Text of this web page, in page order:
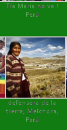
Tía María no va !
Perú
defensora de la
tierra, Melchora,
Perú